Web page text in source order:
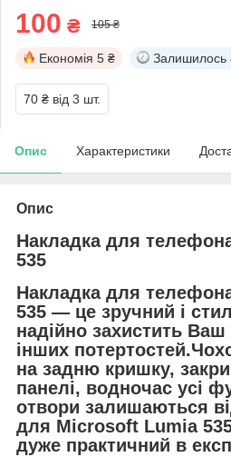
100 ₴ 105 ₴
Економія 5 ₴ Залишилось
70 ₴ від 3 шт.
Опис Характеристики
Опис
Накладка для
535
Накладка для
535 — це зручний і
надійно захистить
інших
на задню кришку,
панелі, водночас усі
отвори залишаються
для Microsoft Lumia
дуже практичний в